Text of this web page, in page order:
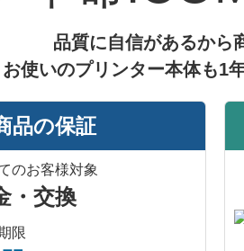
無料の保証サービス
品質に自信があるから
お使いのプリンター本体も1